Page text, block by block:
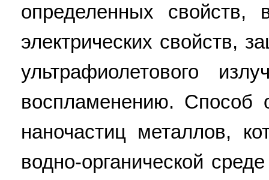
определенных свойств,
электрических свойств,
ультрафиолетового
воспламенению. Способ
наночастиц металлов,
водно-органической